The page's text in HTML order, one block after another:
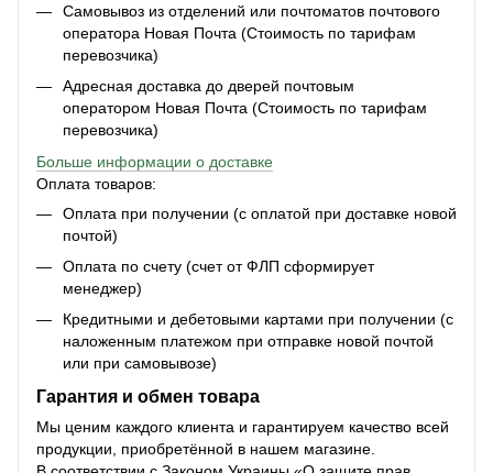
Самовывоз из отделений или почтоматов почтового
оператора Новая Почта (Стоимость по тарифам
перевозчика)
Адресная доставка до дверей почтовым
оператором Новая Почта (Стоимость по тарифам
перевозчика)
Больше информации о доставке
Оплата товаров:
Оплата при получении (с оплатой при доставке новой
почтой)
Оплата по счету (счет от ФЛП сформирует
менеджер)
Кредитными и дебетовыми картами при получении (с
наложенным платежом при отправке новой почтой
или при самовывозе)
Гарантия и обмен товара
Мы ценим каждого клиента и гарантируем качество всей
продукции, приобретённой в нашем магазине.